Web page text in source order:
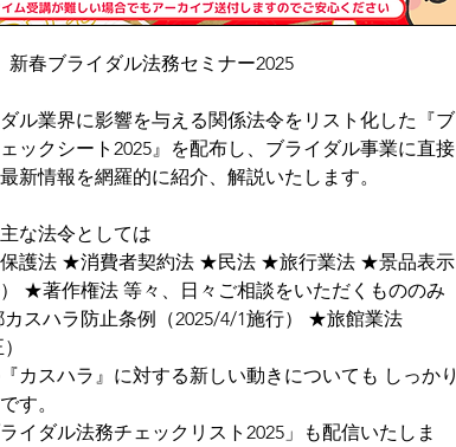
新春ブライダル法務セミナー2025
ル業界に影響を与える関係法令をリスト化した『ブ
ックシート2025』を配布し、ブライダル事業に直接
新情報を網羅的に紹介、解説いたします。
な法令としては
護法 ★消費者契約法 ★民法 ★旅行業法 ★景品表示
★著作権法 等々、日々ご相談をいただくもののみ
スハラ防止条例（2025/4/1施行） ★旅館業法
カスハラ』に対する新しい動きについても しっかり
す。
イダル法務チェックリスト2025」も配信いたしま